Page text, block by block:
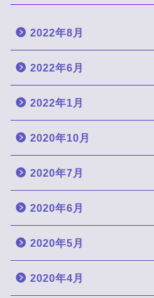
2022年8月
2022年6月
2022年1月
2020年10月
2020年7月
2020年6月
2020年5月
2020年4月